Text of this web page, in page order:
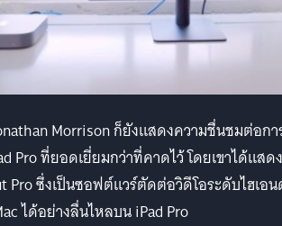
Morrison ก็ยังแสดงความชื่นชมต่อกา
Pro ที่ยอดเยี่ยมกว่าที่คาดไว้ โดยเขาได้แสดง
Pro ซึ่งเป็นซอฟต์แวร์ตัดต่อวิดีโอระดับไฮเอ
ได้อย่างลื่นไหลบน iPad Pro